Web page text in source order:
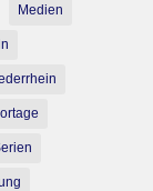
Medien